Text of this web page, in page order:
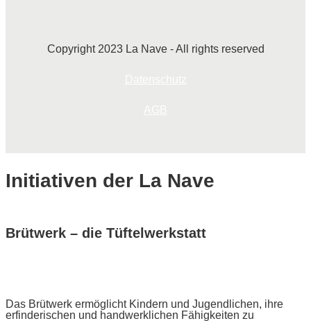
Copyright 2023 La Nave - All rights reserved
Initiativen der La Nave
Brütwerk – die Tüftelwerkstatt
Das Brütwerk ermöglicht Kindern und Jugendlichen, ihre
erfinderischen und handwerklichen Fähigkeiten zu